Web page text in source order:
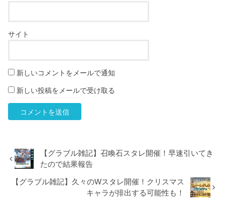
サイト
新しいコメントをメールで通知
新しい投稿をメールで受け取る
【グラブル雑記】召喚石スタレ開催！早速引いてき
たので結果報告
【グラブル雑記】久々のWスタレ開催！クリスマス
キャラが排出する可能性も！